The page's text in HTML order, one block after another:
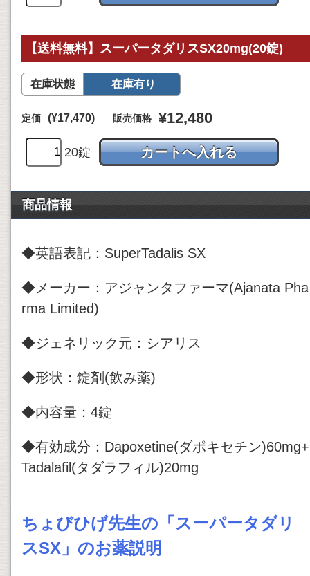
【送料無料】スーパータダリスSX20mg(20錠)
在庫状態 在庫有り
定価 (¥17,470) 販売価格 ¥12,480
20錠
商品情報
◆英語表記：SuperTadalis SX
◆メーカー：アジャンタファーマ(Ajanata Pha
rma Limited)
◆ジェネリック元：シアリス
◆形状：錠剤(飲み薬)
◆内容量：4錠
◆有効成分：Dapoxetine(ダポキセチン)60mg+
Tadalafil(タダラフィル)20mg
ちょびひげ先生の「スーパータダリ
スSX」のお薬説明